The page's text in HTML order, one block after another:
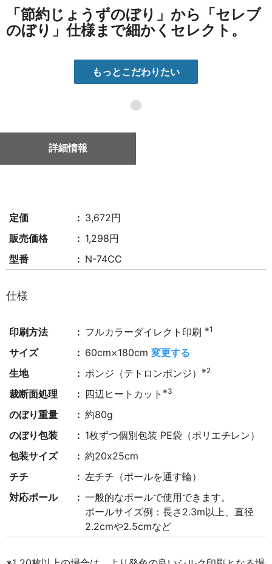
「節約じょうずのぼり」から「セレブ
のぼり」仕様まで細かくセレクト。
もっとこだわりたい
●
詳細情報
定価
3,672円
販売価格
1,298円
型番
N-74CC
仕様
印刷方法 フルカラーダイレクト印刷※1
サイズ 60cm×180cm変更する
生地
ポンジ（テトロンポンジ）※2
裁断面処理 四辺ヒートカット※3
のぼり重量
約80g
のぼり包装
1枚ずつ個別包装 PE袋（ポリエチレン）
包装サイズ
約20x25cm
チチ
左チチ（ポールを通す輪）
対応ポール
一般的なポールで使用できます。
ポールサイズ例：長さ2.3m以上、直径
2.2cmや2.5cmなど